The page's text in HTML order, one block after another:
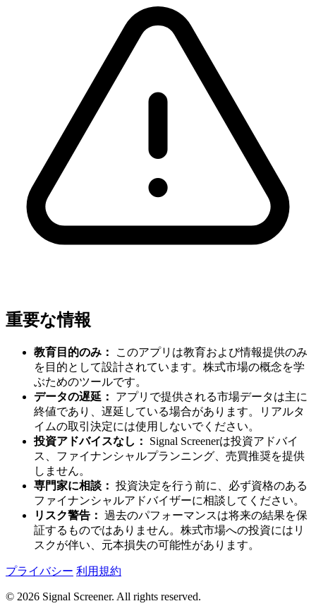
重要な情報
教育目的のみ：
このアプリは教育および情報提供のみ
を目的として設計されています。株式市場の概念を学
ぶためのツールです。
データの遅延：
アプリで提供される市場データは主に
終値であり、遅延している場合があります。リアルタ
イムの取引決定には使用しないでください。
投資アドバイスなし：
Signal Screenerは投資アドバイ
ス、ファイナンシャルプランニング、売買推奨を提供
しません。
専門家に相談： 投資決定を行う前に、必ず資格のある
ファイナンシャルアドバイザーに相談してください。
リスク警告： 過去のパフォーマンスは将来の結果を保
証するものではありません。株式市場への投資にはリ
スクが伴い、元本損失の可能性があります。
プライバシー 利用規約
© 2026 Signal Screener. All rights reserved.